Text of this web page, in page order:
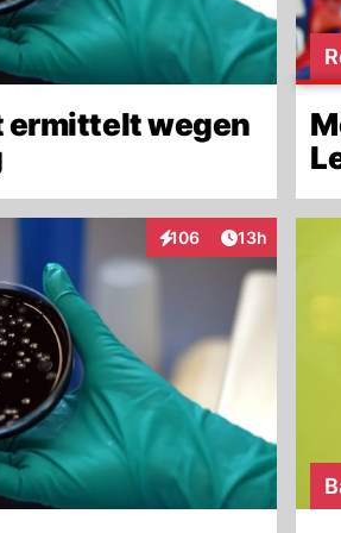
ermittelt wegen
106
InteraktionenArtikel
13h